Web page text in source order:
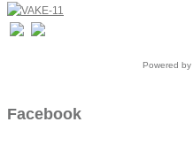
Powered by
Facebook